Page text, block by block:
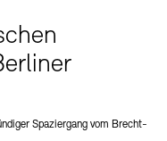
Spaziergang vom Brecht-